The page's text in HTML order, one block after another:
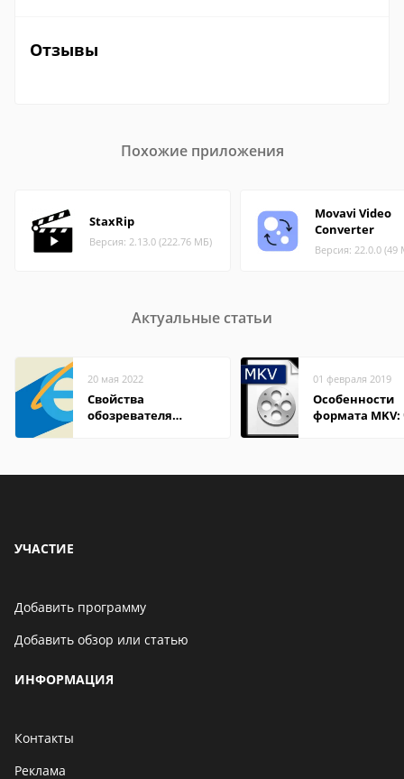
Отзывы
Похожие приложения
StaxRip
Версия: 2.13.0 (222.76 МБ)
Movavi Video
Converter
Версия: 22.0.0 (49
Актуальные статьи
20 мая 2022
Свойства
обозревателя
01 февраля 2019
Особенности
формата
УЧАСТИЕ
Добавить программу
Добавить обзор или статью
ИНФОРМАЦИЯ
Контакты
Реклама